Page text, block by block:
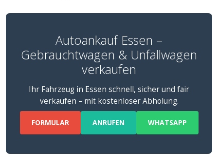
Autoankauf Essen –
Gebrauchtwagen & Unfallwagen
verkaufen
Ihr Fahrzeug in Essen schnell, sicher und fair
verkaufen – mit kostenloser Abholung.
FORMULAR ANRUFEN WHATSAPP